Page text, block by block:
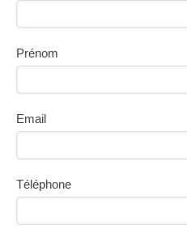
Prénom
Email
Téléphone